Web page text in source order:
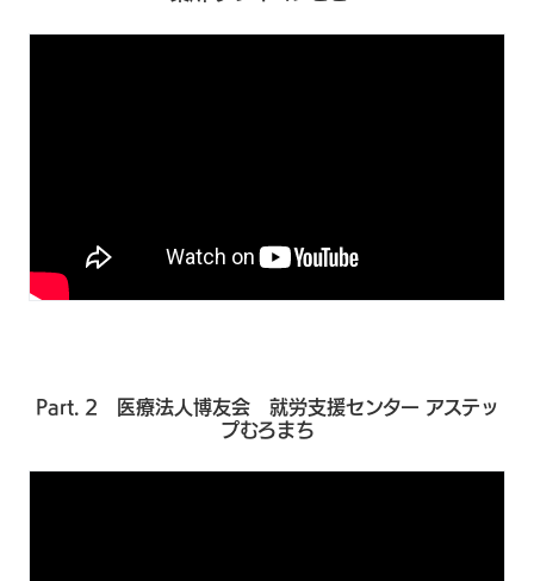
Part. 2 医療法人博友会 就労支援センター アステッ
プむろまち